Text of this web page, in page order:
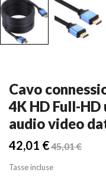
Cavo
4K HD Full-
audio video
42,01 €45,01 €
Tasse incluse